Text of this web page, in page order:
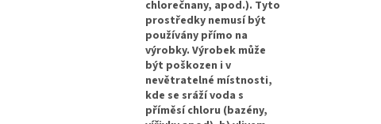
chlorečnany, apod.). Tyto
prostředky nemusí být
používány přímo na
výrobky. Výrobek může
být poškozen i v
nevětratelné místnosti,
kde se sráží voda s
příměsí chloru (bazény,